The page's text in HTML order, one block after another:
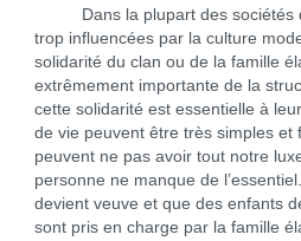
Dans la plupart des sociétés
trop influencées par la culture
solidarité du clan ou de la famille
extrêmement importante de la
cette solidarité est essentielle à
de vie peuvent être très simples et
peuvent ne pas avoir tout notre
personne ne manque de
devient veuve et que des enfants
sont pris en charge par la famille